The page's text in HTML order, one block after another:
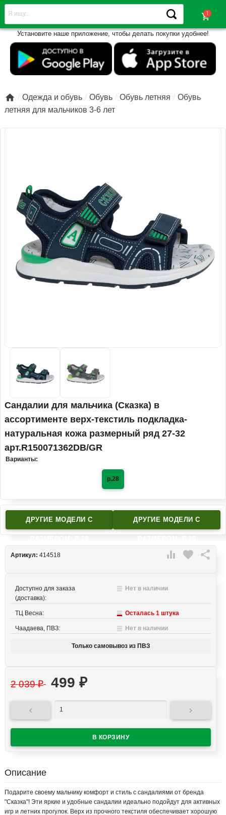
shopping_cart
Установите наше приложение, чтобы делать покупки удобнее!
 Одежда и обувь Обувь Обувь летняя
Обувь
летняя для мальчиков 3-6 лет
Сандалии для мальчика (Сказка) в
ассортименте верх-текстиль подкладка-
натуральная кожа размерный ряд 27-32
арт.R150071362DB/GR
Варианты:
р.28
ДРУГИЕ МОДЕЛИ C ДРУГИЕ МОДЕЛИ C
 favorite 
Артикул: 414518
Доступно для заказа
(доставка):
Нет в наличии
ТЦ Весна: Осталась 1 штука
Чаадаева, ПВЗ: Нет в наличии
Только самовывоз из ПВЗ
2 039₽ 499 ₽
 
Описание
Подарите своему мальчику комфорт и стиль с сандалиями от бренда
"Сказка"! Эти яркие и удобные сандалии идеально подойдут для активных
игр и летних прогулок. Верх из прочного текстиля обеспечивает хорошую